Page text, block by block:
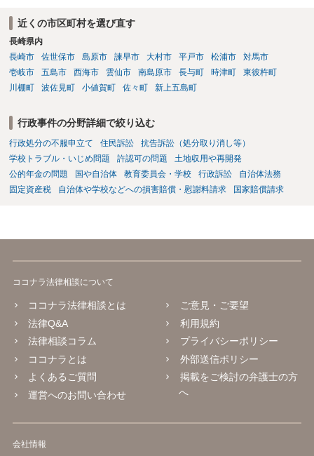
弁護士会にありますので相談するのも良いかと思います。
近くの市区町村を選び直す
長崎県内
長崎市
佐世保市 島原市 諫早市 大村市 平戸市 松浦市
対馬市
壱岐市
五島市 西海市 雲仙市 南島原市 長与町 時津町
東彼杵町
川棚町
波佐見町 小値賀町 佐々町 新上五島町
行政事件の分野詳細で絞り込む
行政処分の不服申立て 住民訴訟
抗告訴訟（処分取り消し等）
学校トラブル・いじめ問題
許認可の問題
土地収用や再開発
公的年金の問題
国や自治体 教育委員会・学校 行政訴訟
自治体法務
固定資産税
自治体や学校などへの損害賠償・慰謝料請求 国家賠償請求
ココナラ法律相談について
ココナラ法律相談とは
法律Q&A
法律相談コラム
ココナラとは
よくあるご質問
運営へのお問い合わせ
ご意見・ご要望
利用規約
プライバシーポリシー
外部送信ポリシー
掲載をご検討の弁護士の方
へ
会社情報